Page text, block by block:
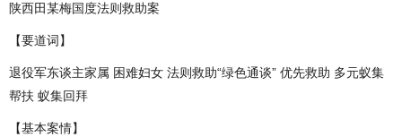
陕西田某梅国度法则救助案
【要道词】
退役军东谈主家属 困难妇女 法则救助“绿色通谈” 优先救助 多元蚁集
帮扶 蚁集回拜
【基本案情】